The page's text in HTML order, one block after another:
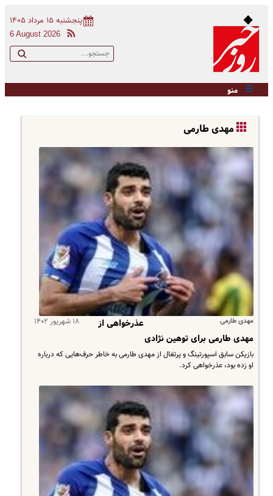
پنجشنبه ۱۵ مرداد ۱۴۰۵
6 August 2026
منو
مهدی طارمی
مهدی طارمی ۱۸ شهریور ۱۴۰۲
عذرخواهی از
مهدی طارمی برای توهین نژادی
بازیکن سابق اسپورتینگ و پرتغال از مهدی طارمی به خاطر حرف‌هایی که درباره
او زده بود، عذرخواهی کرد.